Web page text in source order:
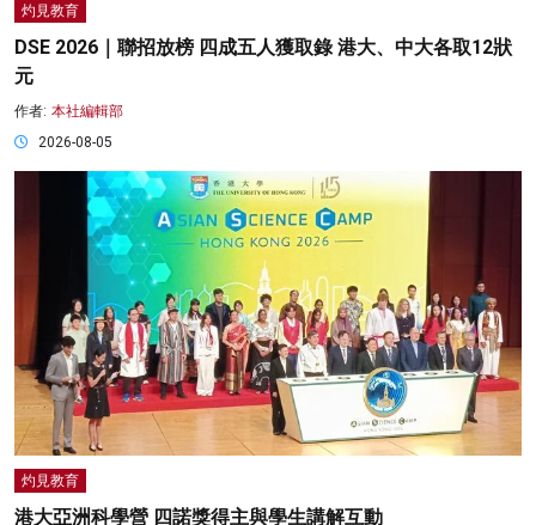
灼見教育
DSE 2026｜聯招放榜 四成五人獲取錄 港大、中大各取12狀
元
作者: 本社編輯部
2026-08-05
灼見教育
港大亞洲科學營 四諾獎得主與學生講解互動